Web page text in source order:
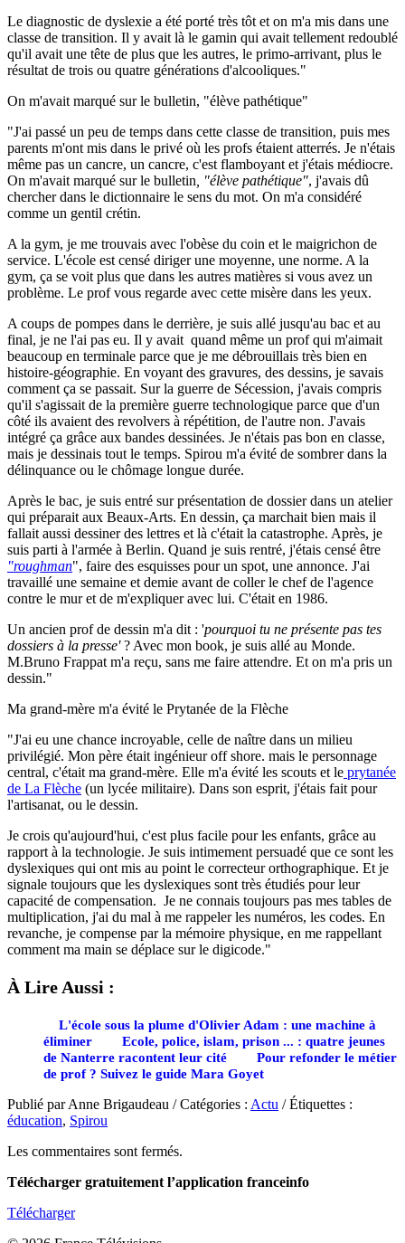
Le diagnostic de dyslexie a été porté très tôt et on m'a mis dans une
classe de transition. Il y avait là le gamin qui avait tellement redoublé
qu'il avait une tête de plus que les autres, le primo-arrivant, plus le
résultat de trois ou quatre générations d'alcooliques."
On m'avait marqué sur le bulletin, "élève pathétique"
"J'ai passé un peu de temps dans cette classe de transition, puis mes
parents m'ont mis dans le privé où les profs étaient atterrés. Je n'étais
même pas un cancre, un cancre, c'est flamboyant et j'étais médiocre.
On m'avait marqué sur le bulletin , "élève pathétique", j'avais dû
chercher dans le dictionnaire le sens du mot. On m'a considéré
comme un gentil crétin.
A la gym, je me trouvais avec l'obèse du coin et le maigrichon de
service. L'école est censé diriger une moyenne, une norme. A la
gym, ça se voit plus que dans les autres matières si vous avez un
problème. Le prof vous regarde avec cette misère dans les yeux.
A coups de pompes dans le derrière, je suis allé jusqu'au bac et au
final, je ne l'ai pas eu. Il y avait quand même un prof qui m'aimait
beaucoup en terminale parce que je me débrouillais très bien en
histoire-géographie. En voyant des gravures, des dessins, je savais
comment ça se passait. Sur la guerre de Sécession, j'avais compris
qu'il s'agissait de la première guerre technologique parce que d'un
côté ils avaient des revolvers à répétition, de l'autre non. J'avais
intégré ça grâce aux bandes dessinées. Je n'étais pas bon en classe,
mais je dessinais tout le temps. Spirou m'a évité de sombrer dans la
délinquance ou le chômage longue durée.
Après le bac, je suis entré sur présentation de dossier dans un atelier
qui préparait aux Beaux-Arts. En dessin, ça marchait bien mais il
fallait aussi dessiner des lettres et là c'était la catastrophe. Après, je
suis parti à l'armée à Berlin. Quand je suis rentré, j'étais censé être
"roughman", faire des esquisses pour un spot, une annonce. J'ai
travaillé une semaine et demie avant de coller le chef de l'agence
contre le mur et de m'expliquer avec lui. C'était en 1986.
Un ancien prof de dessin m'a dit : 'pourquoi tu ne présente pas tes
dossiers à la presse'? Avec mon book, je suis allé au Monde.
M.Bruno Frappat m'a reçu, sans me faire attendre. Et on m'a pris un
dessin."
Ma grand-mère m'a évité le Prytanée de la Flèche
"J'ai eu une chance incroyable, celle de naître dans un milieu
privilégié. Mon père était ingénieur off shore. mais le personnage
central, c'était ma grand-mère. Elle m'a évité les scouts et le prytanée
de La Flèche (un lycée militaire). Dans son esprit, j'étais fait pour
l'artisanat, ou le dessin.
Je crois qu'aujourd'hui, c'est plus facile pour les enfants, grâce au
rapport à la technologie. Je suis intimement persuadé que ce sont les
dyslexiques qui ont mis au point le correcteur orthographique. Et je
signale toujours que les dyslexiques sont très étudiés pour leur
capacité de compensation. Je ne connais toujours pas mes tables de
multiplication, j'ai du mal à me rappeler les numéros, les codes. En
revanche, je compense par la mémoire physique, en me rappellant
comment ma main se déplace sur le digicode."
À Lire Aussi :
L'école sous la plume d'Olivier Adam : une machine à
éliminer
Ecole, police, islam, prison ... : quatre jeunes
de Nanterre racontent leur cité
Pour refonder le métier
de prof ? Suivez le guide Mara Goyet
Publié par Anne Brigaudeau / Catégories : Actu / Étiquettes :
éducation, Spirou
Les commentaires sont fermés.
Télécharger gratuitement l’application franceinfo
Télécharger